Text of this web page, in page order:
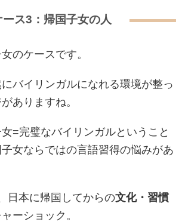
ース3：帰国子女の人
のケースです。
バイリンガルになれる環境が整っ
ありますね。
=完璧なバイリンガルということ
女ならではの言語習得の悩みがあ
日本に帰国してからの文化・習慣
ーショック。